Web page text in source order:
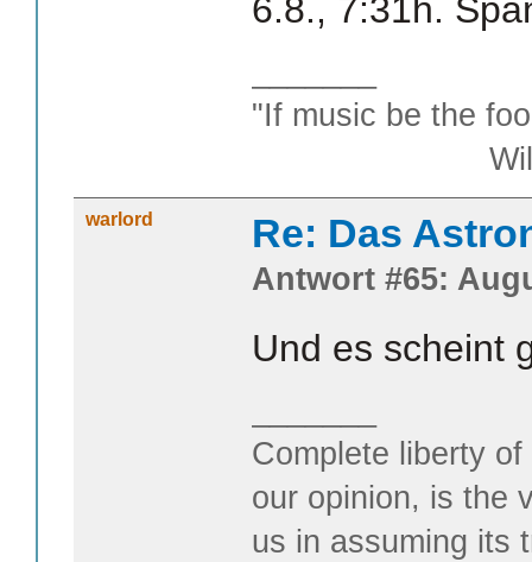
6.8., 7:31h.
"If music be the
William
warlord Re: Das
Antwort #65:
Und es scheint
Complete liberty
our opinion, is the
us in assuming its